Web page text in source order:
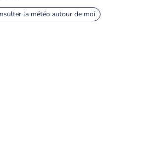
la météo autour de moi